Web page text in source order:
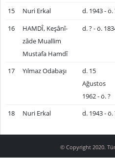
15 Nuri Erkal d. 1943 - ö.
16
HAMDÎ, Keşânî-
zâde Muallim
Mustafa Hamdî
d. ? - ö.
17 Yılmaz Odabaşı
d. 15
Ağustos
1962 - ö. ?
18 Nuri Erkal d. 1943 - ö.
© Copyright 2020.